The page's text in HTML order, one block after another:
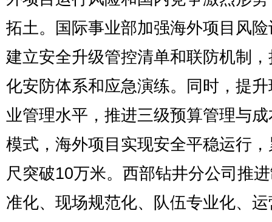
拓土。国际事业部加强海外项目风
建立安全升级管控清单和联防机制
化安防体系和应急演练。同时，提
业管理水平，推进三级预算管理与
模式，海外项目实现安全平稳运行
尺突破10万米。西部钻井分公司推
准化、现场规范化、队伍专业化、